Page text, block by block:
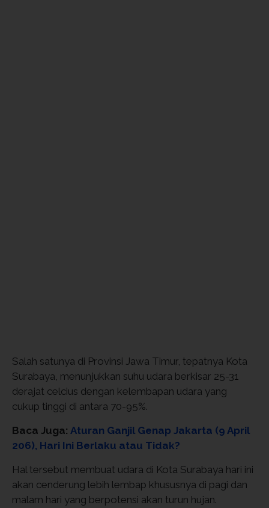
Salah satunya di Provinsi Jawa Timur, tepatnya Kota
Surabaya, menunjukkan suhu udara berkisar 25-31
derajat celcius dengan kelembapan udara yang
cukup tinggi di antara 70-95%.
Baca Juga: Aturan Ganjil Genap Jakarta (9 April
206), Hari Ini Berlaku atau Tidak?
Hal tersebut membuat udara di Kota Surabaya hari ini
akan cenderung lebih lembap khususnya di pagi dan
malam hari yang berpotensi akan turun hujan.